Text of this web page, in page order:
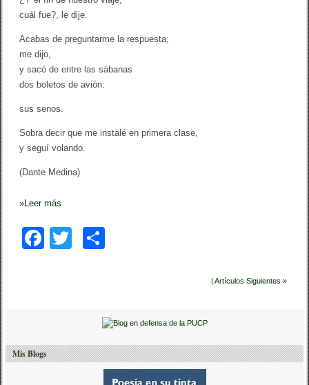
(
d
)
(
e
a
cuál fue?, le dije.
Acabas de preguntarme la respuesta,
me dijo,
y sacó de entre las sábanas
dos boletos de avión:
sus senos.
Sobra decir que me instalé en primera clase,
y seguí volando.
(Dante Medina)
»Leer más
F
o
o
ar
tir
| Artículos Siguientes »
Mis Blogs